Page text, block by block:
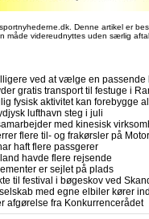
Denne artikel er
måde videreudnyttes uden særlig
ved at vælge en passende
gratis transport til festuge i
fysisk aktivitet kan forebygge
lufthavn steg i juli
med kinesisk
flere til- og frakørsler på
haft flere passgerer
havde flere rejsende
er sejlet på plads
til festival i bøgeskov ved
med egne elbiler kører
afgørelse fra Konkurrencerådet